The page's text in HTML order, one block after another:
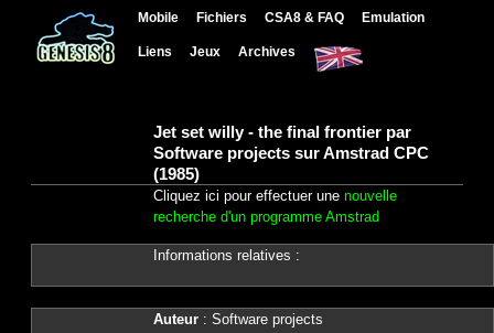
Mobile Fichiers CSA8 & FAQ Emulation
Liens Jeux Archives
Jet set willy - the final frontier par
Software projects sur Amstrad CPC
(1985)
Cliquez ici pour effectuer une nouvelle
recherche d'un programme Amstrad
Informations relatives :
Auteur: Software projects